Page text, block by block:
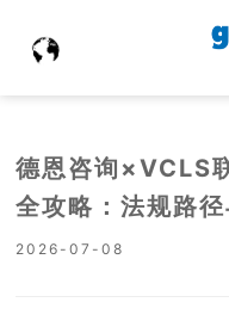
德恩咨询×VCLS
全攻略：法规路
2026-07-08